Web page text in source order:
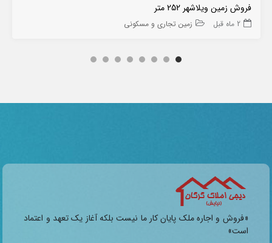
فروش زمین ویلاشهر 252 متر
2 ماه قبل زمین تجاری و مسکونی
«فروش و اجاره ملک پایان کار ما نیست بلکه آغاز یک تعهد و اعتماد
است»